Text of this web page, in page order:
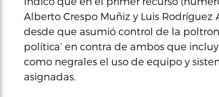
Alberto Crespo Muñiz y Luis
desde que asumió control de la
política’ en contra de ambos que
como negrales el uso de equipo y
asignadas.